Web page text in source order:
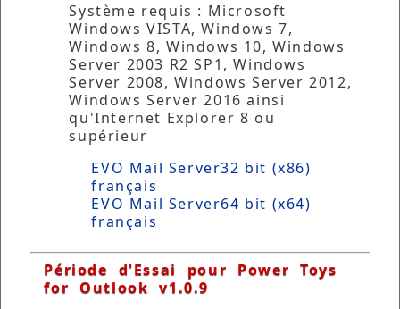
Système requis : Microsoft
Windows VISTA, Windows 7,
Windows 8, Windows 10, Windows
Server 2003 R2 SP1, Windows
Server 2008, Windows Server 2012,
Windows Server 2016 ainsi
qu'Internet Explorer 8 ou
supérieur
EVO Mail Server32 bit (x86)
français
EVO Mail Server64 bit (x64)
français
Période d'Essai pour Power Toys
for Outlook v1.0.9